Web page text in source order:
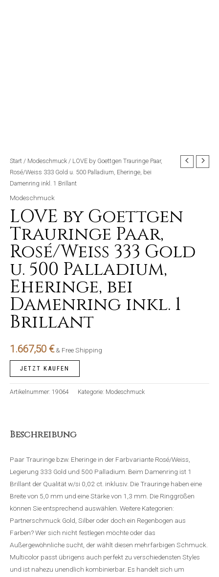
Start / Modeschmuck / LOVE by Goettgen Trauringe Paar,
Rosé/Weiss 333 Gold u. 500 Palladium, Eheringe, bei
Damenring inkl. 1 Brillant
Modeschmuck
LOVE by Goettgen
Trauringe Paar,
Rosé/Weiss 333 Gold
u. 500 Palladium,
Eheringe, bei
Damenring inkl. 1
Brillant
1.667,50 € & Free Shipping
JETZT KAUFEN
Artikelnummer: 19064 Kategorie: Modeschmuck
Beschreibung
Paar Trauringe bzw. Eheringe in der Farbvariante Rosé/Weiss,
Legierung 333 Gold und 500 Palladium. Beim Damenring ist 1
Brillant der Qualität w/si 0,02 ct. inklusiv. Die Trauringe haben eine
Breite von 5,0 mm und eine Stärke von 1,3 mm. Die Ringgrößen
können Sie entsprechend auswählen. Weitere Kategorien:
Partnerschmuck Gold, Silber oder doch ein Regenbogen aus
Farben? Wer sich nicht festlegen möchte oder das
Außergewöhnliche sucht, der wählt diesen mehrfarbigen Schmuck.
Multicolor passt übrigens auch perfekt zu verschiedensten Styles
und ist nahezu unendlich kombinierbar. Es handelt sich um